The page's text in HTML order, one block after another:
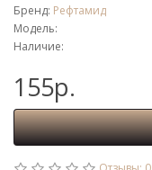
Бренд: Рефтамид
Модель:
Наличие:
155р.